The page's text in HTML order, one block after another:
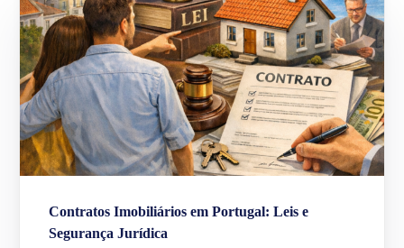
Contratos Imobiliários em Portugal: Leis e
Segurança Jurídica